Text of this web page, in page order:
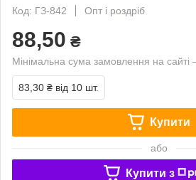
Код: ГЗ-842
Опт і роздріб
88,50 ₴
Мінімальна сума замовлення на
83,30 ₴ від 10 шт.
Купити
або
Купити з